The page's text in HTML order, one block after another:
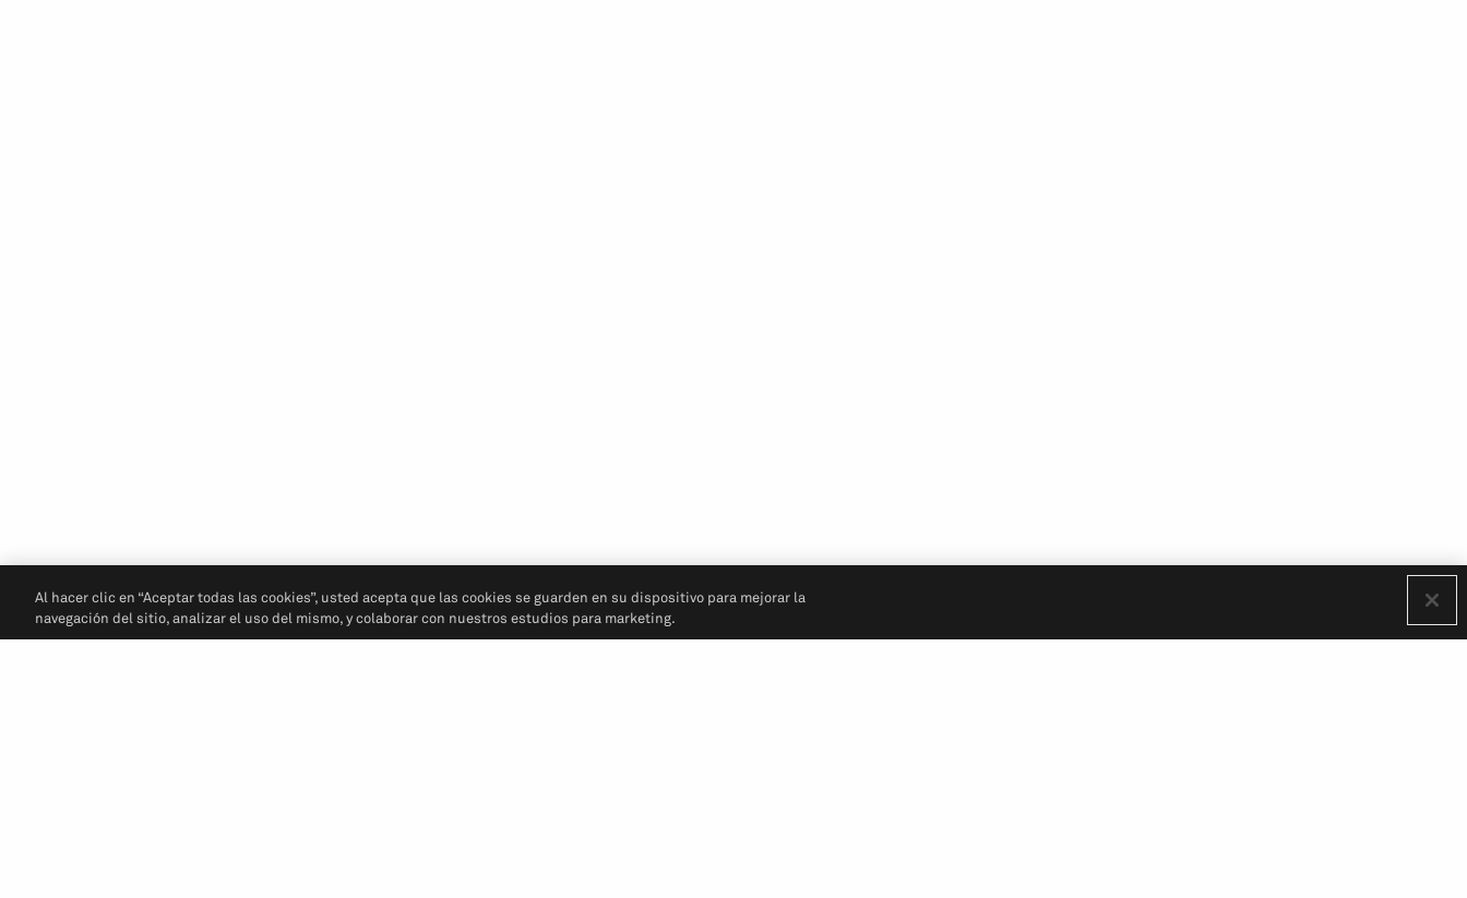
Al hacer clic en “Aceptar todas las cookies”, usted acepta que las cookies se guarden en su dispositivo para mejorar la
navegación del sitio, analizar el uso del mismo, y colaborar con nuestros estudios para marketing.